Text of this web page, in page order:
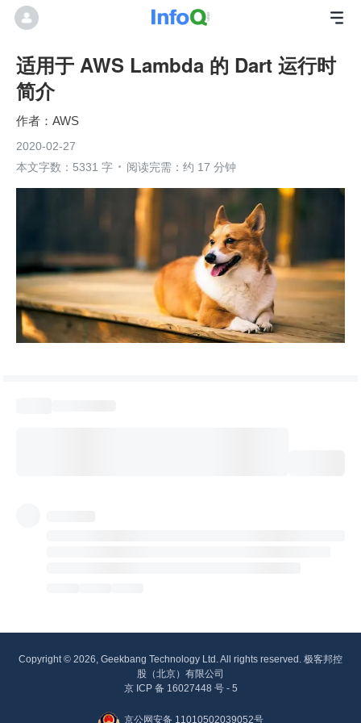
适用于 AWS Lambda 的 Dart 运行时
简介
AWS
2020-02-27
本文字数：5331 字
阅读完需：约 17 分钟
Copyright © 2026, Geekbang Technology Ltd. All rights reserved. 极客邦控
股（北京）有限公司
京 ICP 备 16027448 号 - 5
京公网安备 11010502039052号